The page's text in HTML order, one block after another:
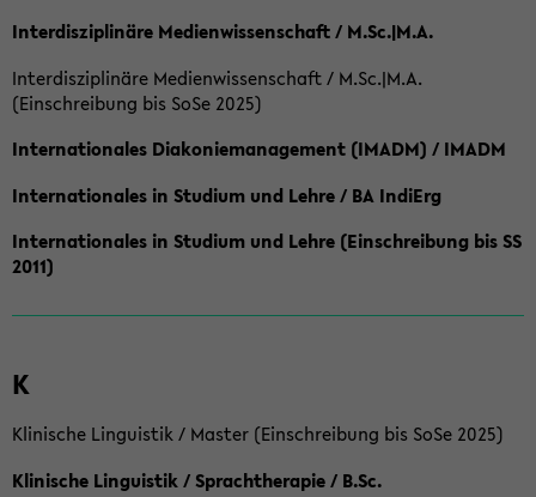
Interdisziplinäre Medienwissenschaft / M.Sc.|M.A.
Interdisziplinäre Medienwissenschaft / M.Sc.|M.A.
(Einschreibung bis SoSe 2025)
Internationales Diakoniemanagement (IMADM) / IMADM
Internationales in Studium und Lehre / BA IndiErg
Internationales in Studium und Lehre (Einschreibung bis SS
2011)
K
Klinische Linguistik / Master (Einschreibung bis SoSe 2025)
Klinische Linguistik / Sprachtherapie / B.Sc.